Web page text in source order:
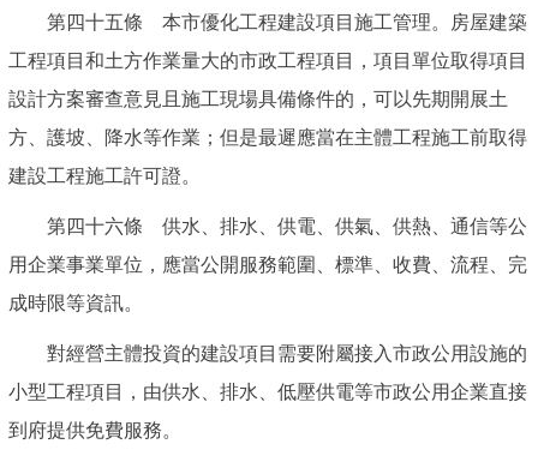
第四十五條 本市優化工程建設項目施工管理。房屋建築
工程項目和土方作業量大的市政工程項目，項目單位取得項目
設計方案審查意見且施工現場具備條件的，可以先期開展土
方、護坡、降水等作業；但是最遲應當在主體工程施工前取得
建設工程施工許可證。
第四十六條 供水、排水、供電、供氣、供熱、通信等公
用企業事業單位，應當公開服務範圍、標準、收費、流程、完
成時限等資訊。
對經營主體投資的建設項目需要附屬接入市政公用設施的
小型工程項目，由供水、排水、低壓供電等市政公用企業直接
到府提供免費服務。